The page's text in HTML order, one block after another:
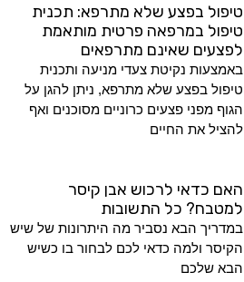
טיפול בפצע שלא מתרפא: תכנית
טיפול במרפאה פרטית מותאמת
לפצעים שאינם מתרפאים
באמצעות נקיטת צעדי מניעה ותכנית
טיפול בפצע שלא מתרפא, ניתן להגן על
הגוף מפני פצעים כרוניים מסוכנים ואף
להציל את החיים
האם כדאי לרכוש אבן קיסר
למטבח? כל התשובות
במדריך הבא נסביר מה היתרונות של שיש
הקיסר ולמה כדאי לכם לבחור בו כשיש
הבא שלכם